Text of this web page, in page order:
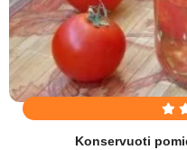
Konservuoti